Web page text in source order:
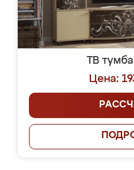
ТВ
Цена: